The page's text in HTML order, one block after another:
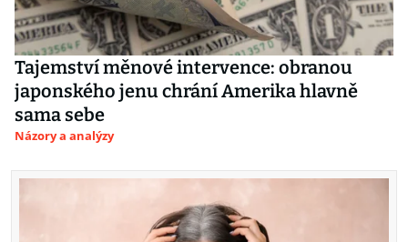
Tajemství měnové intervence: obranou
japonského jenu chrání Amerika hlavně
sama sebe
Názory a analýzy